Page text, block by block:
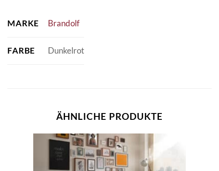
MARKE Brandolf
FARBE Dunkelrot
ÄHNLICHE PRODUKTE